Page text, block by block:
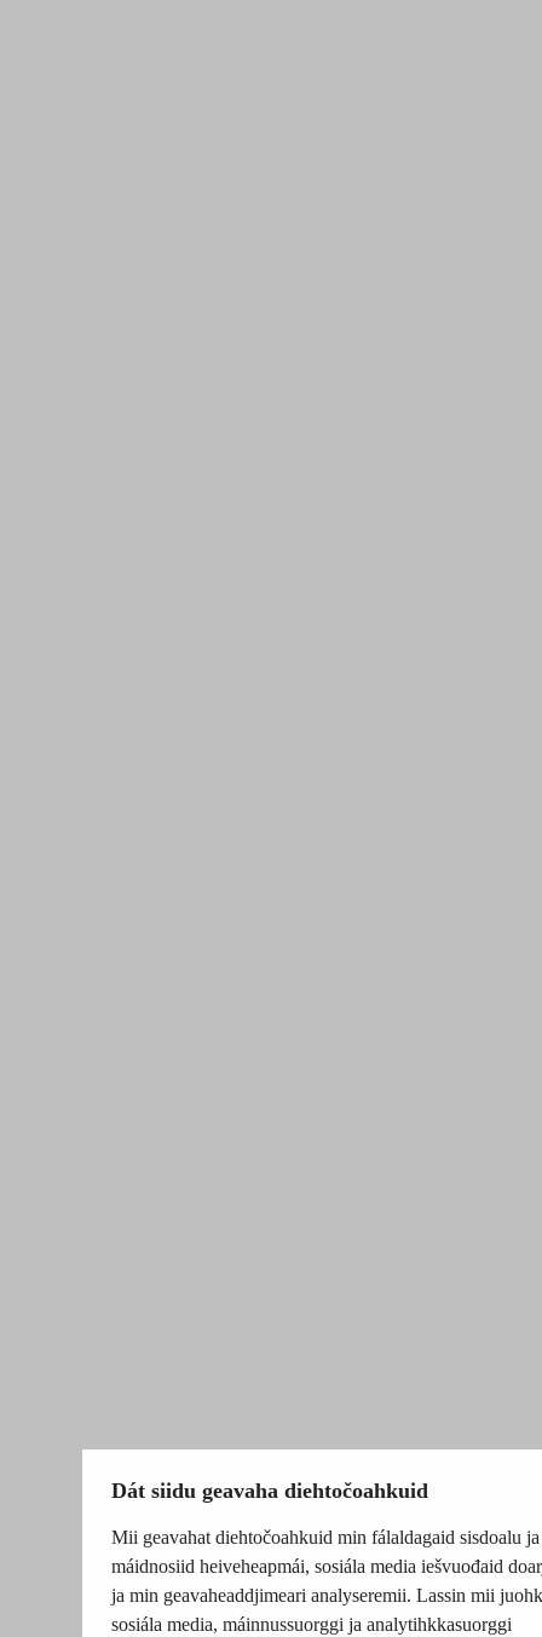
Dát siidu geavaha diehtočoahkuid
Mii geavahat diehtočoahkuid min fálaldagaid sisdoalu ja
máidnosiid heiveheapmái, sosiála media iešvuođaid
ja min geavaheaddjimeari analyseremii. Lassin mii
sosiála media, máinnussuorggi ja analytihkkasuorggi